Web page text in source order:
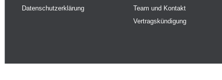
Datenschutzerklärung
Team und Kontakt
Vertragskündigung